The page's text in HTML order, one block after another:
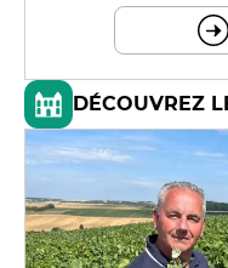
DÉCOUVREZ